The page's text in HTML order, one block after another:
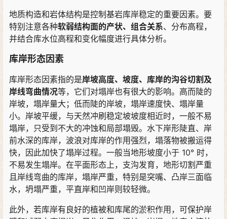
地质构造和岩体结构是控制基岩库岸稳定的重要因素。 要
特别注意各种软弱结构面的产状、 组合关系、 分布高程，
并结合库水位高程和变化幅度进行具体分析。
库岸形态因素
库岸形态因素指的是岸坡高度、 坡度、 库岸的沟谷切割及
岸线弯曲情况等， 它们对塌岸也有很大的影响。 高而陡的
岸坡， 塌岸量大 ； 低而陡的岸坡， 塌岸速度快、 塌岸量
小。 岸坡平缓， 与天然冲刷稳定坡坡度相近时， 一般不易
塌岸， 只受到不大的冲蚀和局部塌毁。 水下岸形陡直、 岸
前水深的库岸， 波浪对库岸的作用强烈， 塌落物被搬运得
快， 因此加快了塌岸过程。 一般当地形坡度小于 10° 时，
不易发生塌岸。 在平面形态上， 支沟发育， 地形切割严重
且岸线弯曲的库岸， 塌岸严重， 特别是突嘴、 凸岸三面临
水， 坍塌严重， 平直岸和凹岸则较轻微。
此外， 若库岸有良好的植被和库尾的淤积作用 ， 可保护岸